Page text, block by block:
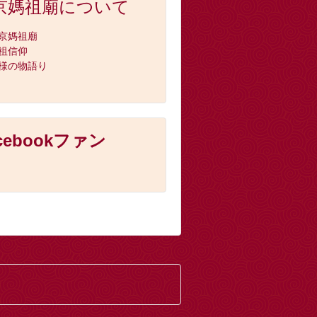
媽祖廟について
媽祖廟
信仰
の物語り
ファン